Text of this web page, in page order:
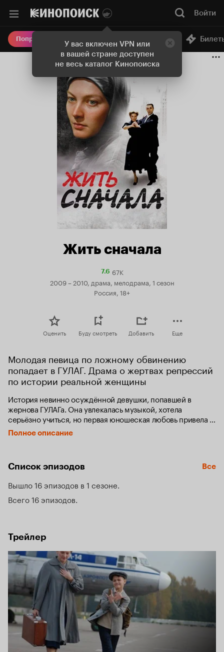
У вас включен VPN или
в вашей стране доступен
не весь каталог Кинопоиска
Войти
Попробовать Плюс Онлайн-кинотеатр
Жить сначала
7.6Рейтинг
7.6
67K
2009 – 2010, драма, мелодрама, 1 сезон
Россия, 18+
Оценить Буду смотреть Добавить Еще
Молодая певица по ложному обвинению
попадает в ГУЛАГ. Драма о жертвах репрессий
по истории реальной женщины
История невинно осуждённой девушки, попавшей в
жернова ГУЛАГа. Она увлекалась музыкой, хотела
серьёзно учиться, но первая юношеская любовь привела
её за решётку. Теперь ей приходится пережить первый
шок знакомства с уголовным миром, а затем – попытаться
Полное описание
Список эпизодов Все
Вышло 16 эпизодов в 1 сезоне
Всего 16 эпизодов
Трейлер